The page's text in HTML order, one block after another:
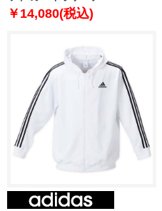
1 3L 4L 5L 6L
￥14,080(税込)